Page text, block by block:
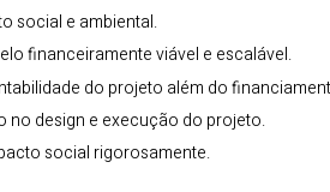
social e ambiental.
financeiramente viável e escalável.
do projeto além do
no design e execução do projeto.
social rigorosamente.